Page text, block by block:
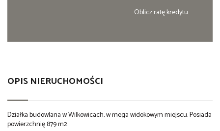
Oblicz ratę kredytu
OPIS NIERUCHOMOŚCI
Działka budowlana w Wilkowicach, w mega widokowym miejscu. Posiada
powierzchnię 879 m2.